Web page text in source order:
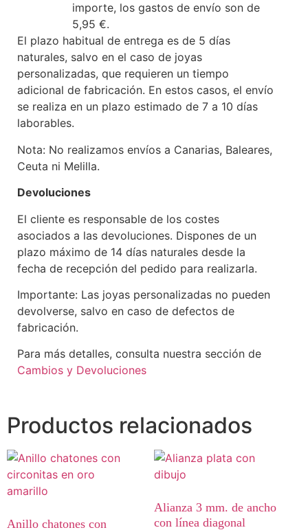
importe, los gastos de envío son de
5,95 €.
El plazo habitual de entrega es de 5 días
naturales, salvo en el caso de joyas
personalizadas, que requieren un tiempo
adicional de fabricación. En estos casos, el envío
se realiza en un plazo estimado de 7 a 10 días
laborables.
Nota: No realizamos envíos a Canarias, Baleares,
Ceuta ni Melilla.
Devoluciones
El cliente es responsable de los costes
asociados a las devoluciones. Dispones de un
plazo máximo de 14 días naturales desde la
fecha de recepción del pedido para realizarla.
Importante: Las joyas personalizadas no pueden
devolverse, salvo en caso de defectos de
fabricación.
Para más detalles, consulta nuestra sección de
Cambios y Devoluciones
Productos relacionados
Anillo chatones con
Alianza 3 mm. de ancho
con línea diagonal